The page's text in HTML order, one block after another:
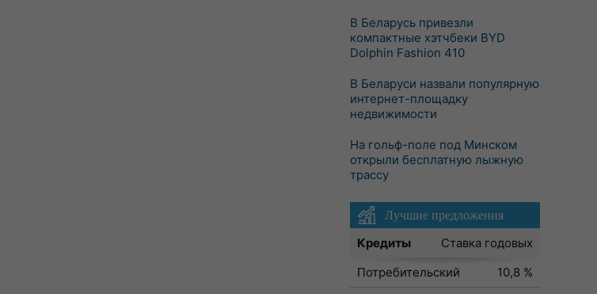
В Беларусь привезли
компактные хэтчбеки BYD
Dolphin Fashion 410
В Беларуси назвали популярную
интернет-площадку
недвижимости
На гольф-поле под Минском
открыли бесплатную лыжную
трассу
Лучшие предложения
Кредиты
Ставка годовых
Потребительский
10,8 %